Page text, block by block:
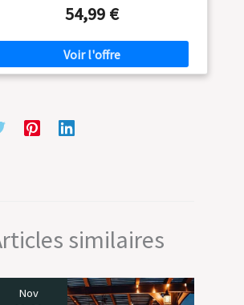
rassemblements confortables en plein air.
Tonnelle jardin en métal robuste: Structure
avec tissu en polyéthylène de 90 g/m²
pour une longue durée de vie dans le jardin,
la terrasse ou le balcon. 3 fenêtres sur les
famille lors d'un barbecue. Film en maille
de jardin en quelques étapes et la fixer
en toute sécurité.
54,99 €
similaires
Nov